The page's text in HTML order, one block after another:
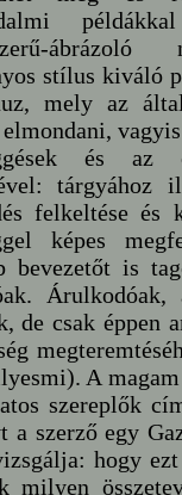
stílus kiváló
mely az
és az
felkeltése és
képes
bevezetőt is
de csak éppen
A
szereplők
a szerző egy
hogy
milyen